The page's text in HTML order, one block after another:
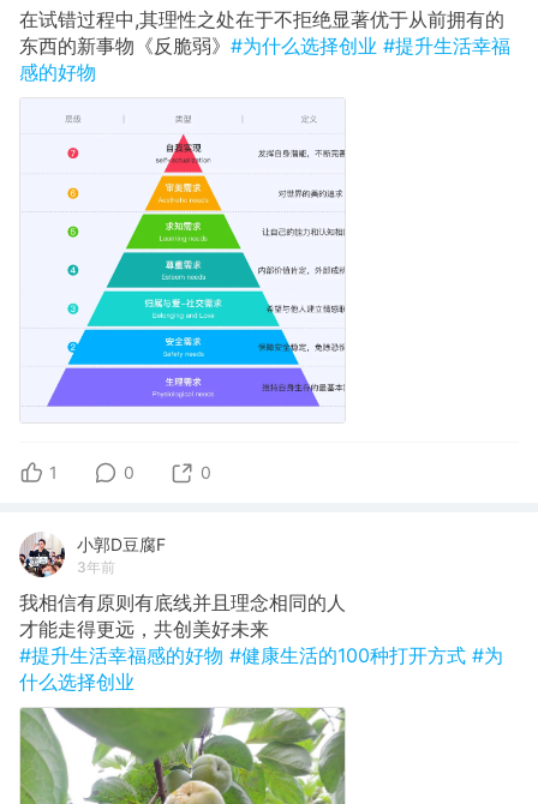
在试错过程中,其理性之处在于不拒绝显著优于从前拥有的
东西的新事物《反脆弱》 #为什么选择创业 #提升生活幸福
感的好物
1 0 0
小郭D豆腐F
3年前
我相信有原则有底线并且理念相同的人
才能走得更远，共创美好未来
#提升生活幸福感的好物 #健康生活的100种打开方式 #为
什么选择创业